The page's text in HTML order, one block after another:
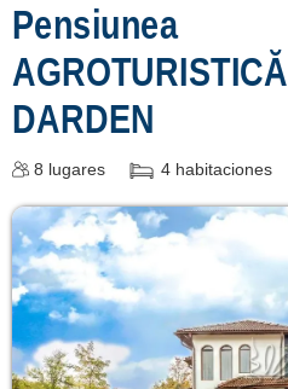
Pensiunea
AGROTURISTICĂ
DARDEN
8 lugares 4 habitaciones